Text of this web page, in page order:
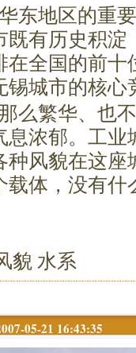
地区的重要
有历史积淀
在全国的前
城市的核心
繁华、也不
浓郁。工
风貌在这座
体，没有
貌水系
05-21 16:43:35